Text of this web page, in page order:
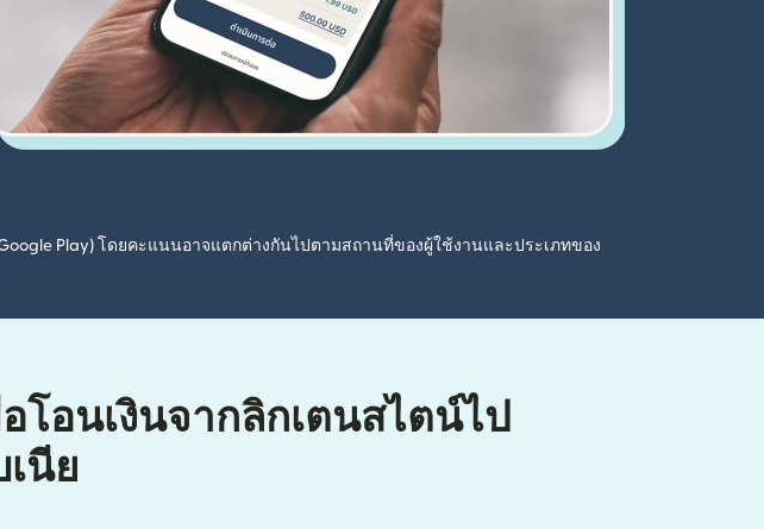
Play) โดยคะแนนอาจแตกต่างกันไปตามสถานที่ของผู้ใช้งานและประเภทของ
โอนเงินจากลิกเตนสไตน์ไป
เนีย